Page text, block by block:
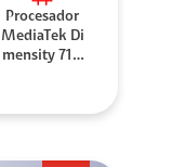
Procesador
MediaTek Di
mensity 710